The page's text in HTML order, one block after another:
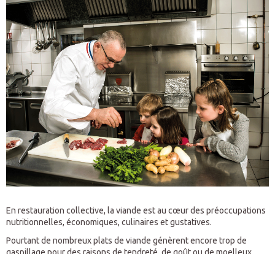
En restauration collective, la viande est au cœur des préoccupations
nutritionnelles, économiques, culinaires et gustatives.
Pourtant de nombreux plats de viande génèrent encore trop de